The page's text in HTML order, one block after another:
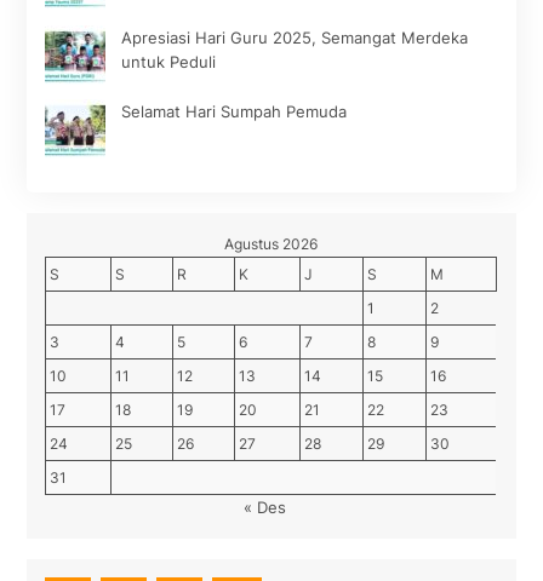
Apresiasi Hari Guru 2025, Semangat Merdeka
untuk Peduli
Selamat Hari Sumpah Pemuda
Agustus 2026
S
S R K J S
M
1
2
3
4 5 6 7 8
9
10
11 12 13 14 15
16
17
18 19 20 21 22
23
24
25 26 27 28 29
30
31
« Des